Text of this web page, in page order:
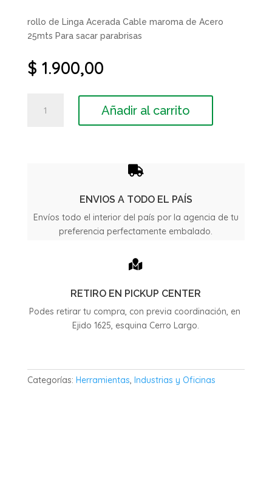
rollo de Linga Acerada Cable maroma de Acero
25mts Para sacar parabrisas
$ 1.900,00
Acerada
sacar
cantidad
Añadir al carrito

ENVIOS A TODO EL PAÍS
Envíos todo el interior del país por la agencia de tu
preferencia perfectamente embalado.

RETIRO EN PICKUP CENTER
Podes retirar tu compra, con previa coordinación, en
Ejido 1625, esquina Cerro Largo.
Categorías: Herramientas Industrias y Oficinas